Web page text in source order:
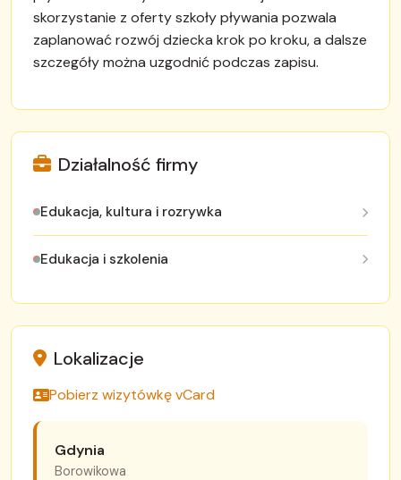
skorzystanie z oferty szkoły pływania pozwala
zaplanować rozwój dziecka krok po kroku, a dalsze
szczegóły można uzgodnić podczas zapisu.
Działalność firmy
Edukacja, kultura i rozrywka
Edukacja i szkolenia
Lokalizacje
Pobierz wizytówkę vCard
Gdynia
Borowikowa